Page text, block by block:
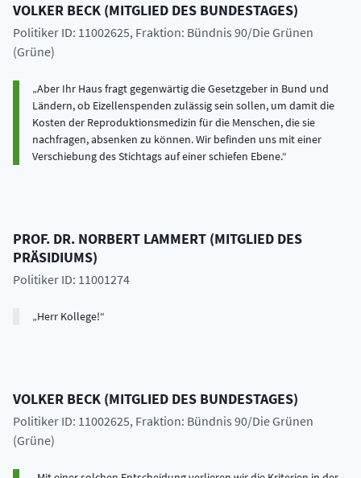
VOLKER BECK (MITGLIED DES BUNDESTAGES)
Politiker ID: 11002625, Fraktion: Bündnis 90/Die Grünen
(Grüne)
Aber Ihr Haus fragt gegenwärtig die Gesetzgeber in Bund und
Ländern, ob Eizellenspenden zulässig sein sollen, um damit die
Kosten der Reproduktionsmedizin für die Menschen, die sie
nachfragen, absenken zu können. Wir befinden uns mit einer
Verschiebung des Stichtags auf einer schiefen Ebene.
PROF. DR. NORBERT LAMMERT (MITGLIED DES
PRÄSIDIUMS)
Politiker ID: 11001274
Herr Kollege!
VOLKER BECK (MITGLIED DES BUNDESTAGES)
Politiker ID: 11002625, Fraktion: Bündnis 90/Die Grünen
(Grüne)